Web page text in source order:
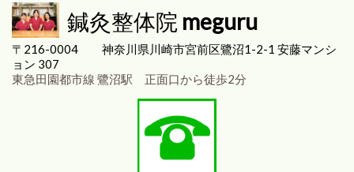
鍼灸整体院 meguru
〒216-0004 神奈川県川崎市宮前区鷺沼1-2-1 安藤マンシ
ョン 307
東急田園都市線 鷺沼駅 正面口から徒歩2分